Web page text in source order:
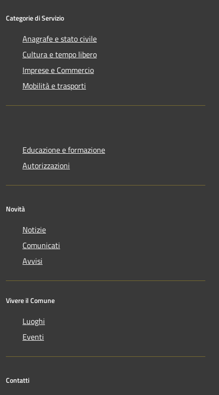
Categorie di Servizio
Anagrafe e stato civile
Cultura e tempo libero
Imprese e Commercio
Mobilità e trasporti
Educazione e formazione
Autorizzazioni
Novità
Notizie
Comunicati
Avvisi
Vivere il Comune
Luoghi
Eventi
Contatti